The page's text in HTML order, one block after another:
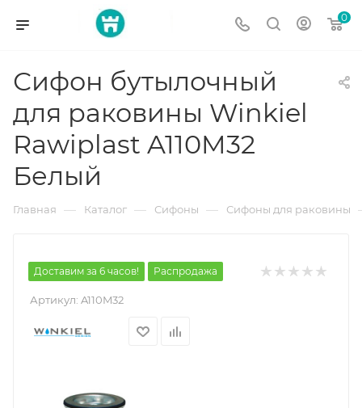
0
Сифон бутылочный
для раковины Winkiel
Rawiplast A110M32
Белый
Главная — Каталог — Сифоны — Сифоны для раковины
Доставим за 6 часов! Распродажа
Артикул: A110M32